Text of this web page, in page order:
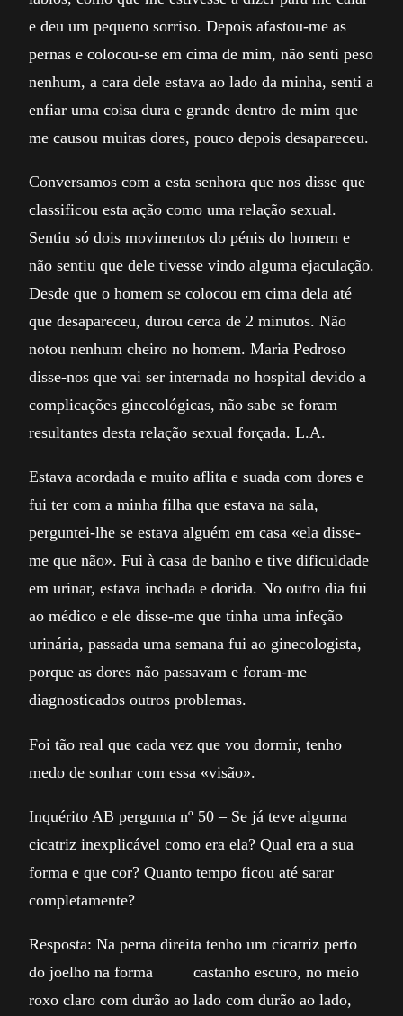
e deu um pequeno sorriso. Depois afastou-me as
pernas e colocou-se em cima de mim, não senti peso
nenhum, a cara dele estava ao lado da minha, senti a
enfiar uma coisa dura e grande dentro de mim que
me causou muitas dores, pouco depois desapareceu.
Conversamos com a esta senhora que nos disse que
classificou esta ação como uma relação sexual.
Sentiu só dois movimentos do pénis do homem e
não sentiu que dele tivesse vindo alguma ejaculação.
Desde que o homem se colocou em cima dela até
que desapareceu, durou cerca de 2 minutos. Não
notou nenhum cheiro no homem. Maria Pedroso
disse-nos que vai ser internada no hospital devido a
complicações ginecológicas, não sabe se foram
resultantes desta relação sexual forçada. L.A.
Estava acordada e muito aflita e suada com dores e
fui ter com a minha filha que estava na sala,
perguntei-lhe se estava alguém em casa «ela disse-
me que não». Fui à casa de banho e tive dificuldade
em urinar, estava inchada e dorida. No outro dia fui
ao médico e ele disse-me que tinha uma infeção
urinária, passada uma semana fui ao ginecologista,
porque as dores não passavam e foram-me
diagnosticados outros problemas.
Foi tão real que cada vez que vou dormir, tenho
medo de sonhar com essa «visão».
Inquérito AB pergunta nº 50 – Se já teve alguma
cicatriz inexplicável como era ela? Qual era a sua
forma e que cor? Quanto tempo ficou até sarar
completamente?
Resposta: Na perna direita tenho um cicatriz perto
do joelho na forma castanho escuro, no meio
roxo claro com durão ao lado com durão ao lado,